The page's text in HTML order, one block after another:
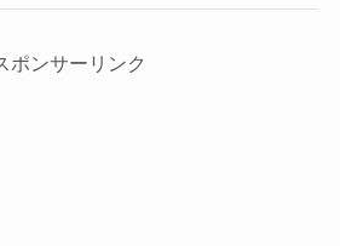
ポンサーリンク